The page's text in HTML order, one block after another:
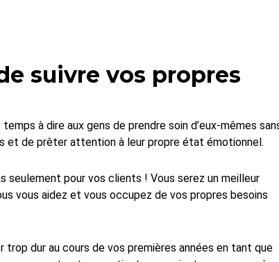
suivre vos propres
à dire aux gens de prendre soin d’eux-mêmes
et de prêter attention à leur propre état émotionnel.
seulement pour vos clients ! Vous serez un meilleur
vous aidez et vous occupez de vos propres besoins
trop dur au cours de vos premières années en tant que